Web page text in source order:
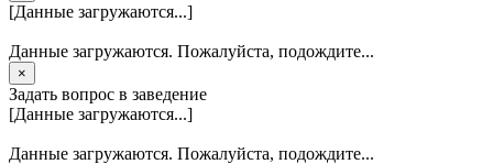
[Данные загружаются...]
Данные загружаются. Пожалуйста, подождите...
×
Задать вопрос в заведение
[Данные загружаются...]
Данные загружаются. Пожалуйста, подождите...